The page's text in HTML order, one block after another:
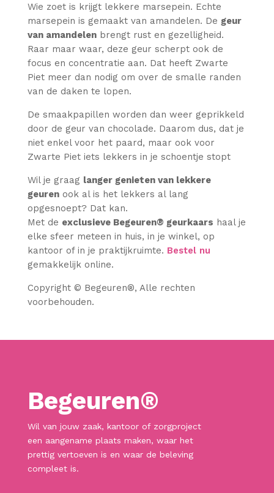
Wie zoet is krijgt lekkere marsepein. Echte
marsepein is gemaakt van amandelen. De geur
van amandelenbrengt rust en gezelligheid.
Raar maar waar, deze geur scherpt ook de
focus en concentratie aan. Dat heeft Zwarte
Piet meer dan nodig om over de smalle randen
van de daken te lopen.
De smaakpapillen worden dan weer geprikkeld
door de geur van chocolade. Daarom dus, dat je
niet enkel voor het paard, maar ook voor
Zwarte Piet iets lekkers in je schoentje stopt
Wil je graag langer genieten van lekkere
geurenook al is het lekkers al lang
opgesnoept? Dat kan.
Met de exclusieve Begeuren® geurkaars haal je
elke sfeer meteen in huis, in je winkel, op
kantoor of in je praktijkruimte. Bestel nu
gemakkelijk online.
Copyright © Begeuren®, Alle rechten
voorbehouden.
Begeuren®
Wil van jouw zaak, kantoor of zorgproject
een aangename plaats maken, waar het
prettig vertoeven is en waar de beleving
compleet is.